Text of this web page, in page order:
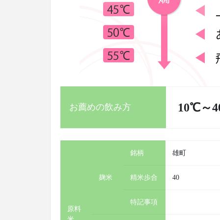
お薦めの飲み方 10℃
原料
麹米
銘柄 雄町
精米歩合 40
特記事項